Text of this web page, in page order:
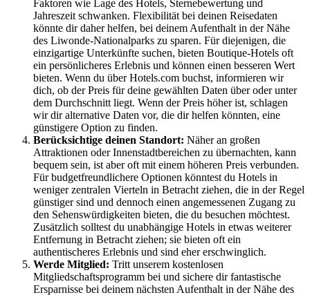
Faktoren wie Lage des Hotels, Sternebewertung und
Jahreszeit schwanken. Flexibilität bei deinen Reisedaten
könnte dir daher helfen, bei deinem Aufenthalt in der Nähe
des Liwonde-Nationalparks zu sparen. Für diejenigen, die
einzigartige Unterkünfte suchen, bieten Boutique-Hotels oft
ein persönlicheres Erlebnis und können einen besseren Wert
bieten. Wenn du über Hotels.com buchst, informieren wir
dich, ob der Preis für deine gewählten Daten über oder unter
dem Durchschnitt liegt. Wenn der Preis höher ist, schlagen
wir dir alternative Daten vor, die dir helfen könnten, eine
günstigere Option zu finden.
Berücksichtige deinen Standort: Näher an großen
Attraktionen oder Innenstadtbereichen zu übernachten, kann
bequem sein, ist aber oft mit einem höheren Preis verbunden.
Für budgetfreundlichere Optionen könntest du Hotels in
weniger zentralen Vierteln in Betracht ziehen, die in der Regel
günstiger sind und dennoch einen angemessenen Zugang zu
den Sehenswürdigkeiten bieten, die du besuchen möchtest.
Zusätzlich solltest du unabhängige Hotels in etwas weiterer
Entfernung in Betracht ziehen; sie bieten oft ein
authentischeres Erlebnis und sind eher erschwinglich.
Werde Mitglied: Tritt unserem kostenlosen
Mitgliedschaftsprogramm bei und sichere dir fantastische
Ersparnisse bei deinem nächsten Aufenthalt in der Nähe des